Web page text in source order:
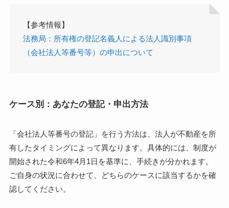
【参考情報】
法務局：所有権の登記名義人による法人識別事項
（会社法人等番号等）の申出について
ケース別：あなたの登記・申出方法
「会社法人等番号の登記」を行う方法は、法人が不動産を所
有したタイミングによって異なります。具体的には、制度が
開始された令和6年4月1日を基準に、手続きが分かれます。
ご自身の状況に合わせて、どちらのケースに該当するかを確
認してください。